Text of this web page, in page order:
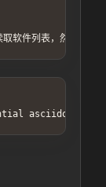
软件列表，然后保
asciidoc